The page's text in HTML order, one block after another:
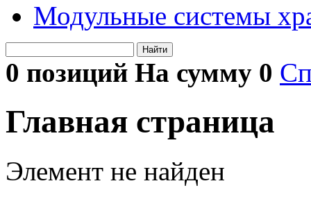
Модульные системы
Найти
0 позиций На сумму 0
Главная страница
Элемент не найден